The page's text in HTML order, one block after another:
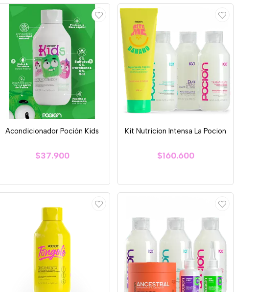
Acondicionador Poción Kids
$37.900
Kit Nutricion Intensa La Pocion
$160.600